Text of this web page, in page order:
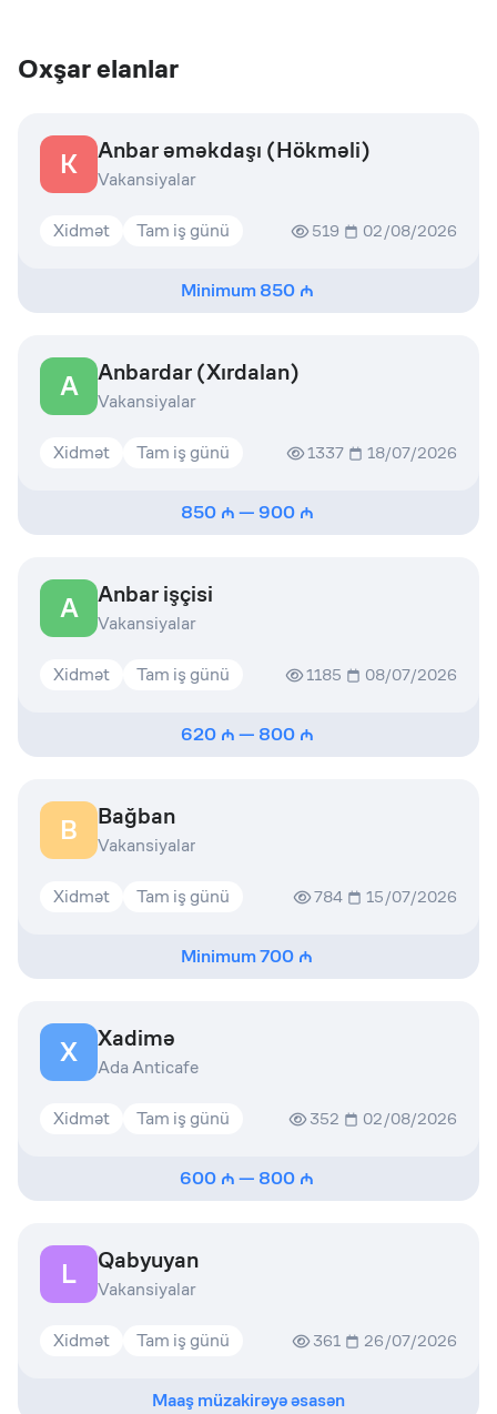
Oxşar elanlar
K Anbar əməkdaşı (Hökməli)
Vakansiyalar
Xidmət Tam iş günü 519 02/08/2026
Minimum850
A Anbardar (Xırdalan)
Vakansiyalar
Xidmət Tam iş günü 1337 18/07/2026
850 —900
A Anbar işçisi
Vakansiyalar
Xidmət Tam iş günü 1185 08/07/2026
620 — 800
B Bağban
Vakansiyalar
Xidmət Tam iş günü 784 15/07/2026
Minimum700
X Xadimə
Ada Anticafe
Xidmət Tam iş günü 352 02/08/2026
600 — 800
L Qabyuyan
Vakansiyalar
Xidmət Tam iş günü 361 26/07/2026
Maaş müzakirəyə əsasən